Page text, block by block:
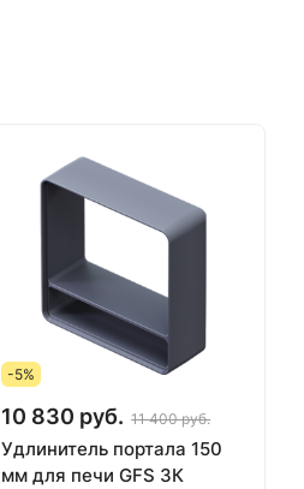
-5%
10 830 руб. 11 400 руб.
Удлинитель портала 150
мм для печи GFS ЗК